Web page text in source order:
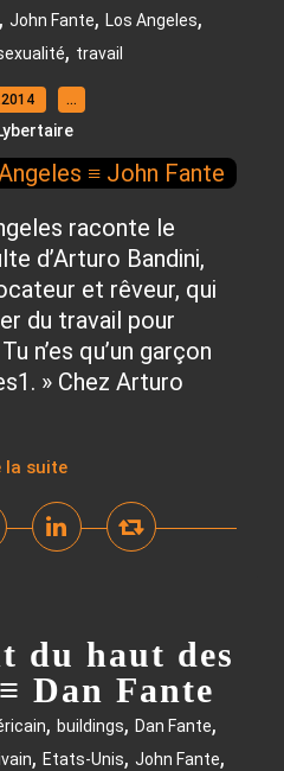
, John Fante, Los Angeles,
, travail
…
raconte le
d’Arturo Bandini,
et rêveur, qui
du travail pour
n’es qu’un garçon
» Chez Arturo
la suite
du haut des
Dan Fante
, buildings, Dan Fante,
, Etats-Unis, John Fante,